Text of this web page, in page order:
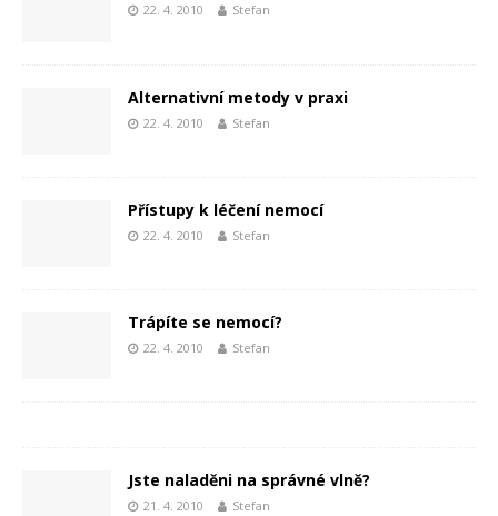
22. 4. 2010 Stefan
Alternativní metody v praxi
22. 4. 2010 Stefan
Přístupy k léčení nemocí
22. 4. 2010 Stefan
Trápíte se nemocí?
22. 4. 2010 Stefan
Jste naladěni na správné vlně?
21. 4. 2010 Stefan